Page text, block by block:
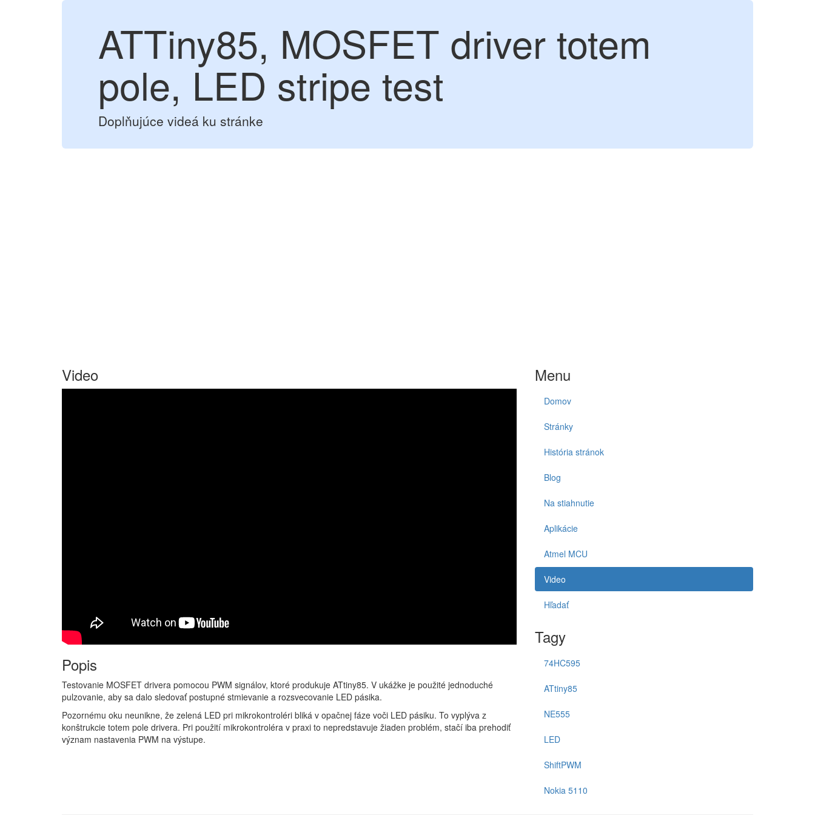
ATTiny85, MOSFET driver totem
pole, LED stripe test
Doplňujúce videá ku stránke
Video
Popis
Testovanie MOSFET drivera pomocou PWM signálov, ktoré produkuje ATtiny85. V ukážke je použité jednoduché
pulzovanie, aby sa dalo sledovať postupné stmievanie a rozsvecovanie LED pásika.
Pozornému oku neunikne, že zelená LED pri mikrokontroléri bliká v opačnej fáze voči LED pásiku. To vyplýva z
konštrukcie totem pole drivera. Pri použití mikrokontroléra v praxi to nepredstavuje žiaden problém, stačí iba prehodiť
význam nastavenia PWM na výstupe.
Menu
Domov
Stránky
História stránok
Blog
Na stiahnutie
Aplikácie
Atmel MCU
Video
Hľadať
Tagy
74HC595
ATtiny85
NE555
LED
ShiftPWM
Nokia 5110